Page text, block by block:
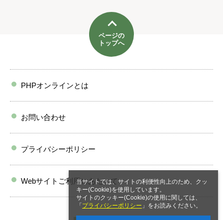
当サイトでは、サイトの利便性向上のため、クッ
キー(Cookie)を使用しています。
サイトのクッキー(Cookie)の使用に関しては、
「 プライバシーポリシー 」をお読みください。
ページの
トップへ
PHPオンラインとは
お問い合わせ
プライバシーポリシー
Webサイトご利用にあたって